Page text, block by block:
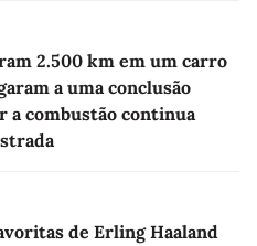
2.500 km em um carro
a uma conclusão
combustão continua
de Erling Haaland